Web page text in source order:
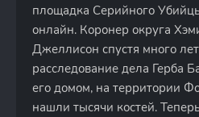
площадка Серийного
онлайн. Коронер округа
Джеллисон спустя много
расследование дела Герба
его домом, на территории
нашли тысячи костей.